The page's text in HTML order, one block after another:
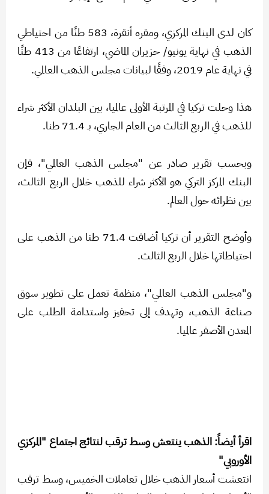
كان لدى البنك المركزي، ومقره أنقرة، 583 طنًا من احتياطي
الذهب في نهاية يونيو/ حزيران الماضي، ارتفاعًا من 413 طنًا
في نهاية عام 2019، وفقًا لبيانات مجلس الذهب العالمي.
هذا وحلت تركيا في المرتبة الأولى عالميا، بين البلدان الأكثر شراء
للذهب في الربع الثالث من العام الجاري، بـ 71.4 طنا.
وبحسب تقرير صادر عن "مجلس الذهب العالمي"، فإن
البنك المركز التركي هو الأكثر شراء للذهب خلال الربع الثالث،
بين نظرائه حول العالم.
وأوضح التقرير أن تركيا أضافت 71.4 طنا من الذهب على
احتياطاتها خلال الربع الثالث.
و"مجلس الذهب العالمي"، منظمة تعمل على تطوير سوق
صناعة الذهب، وتهدف إلى تحفيز واستدامة الطلب على
المعدن الأصفر عالميا.
اقرأ أيضاً: الذهب ينتعش وسط ترقب لنتائج اجتماع "المركزي
الأوروبي"
انتعشت أسعار الذهب خلال تعاملات الخميس، وسط ترقب